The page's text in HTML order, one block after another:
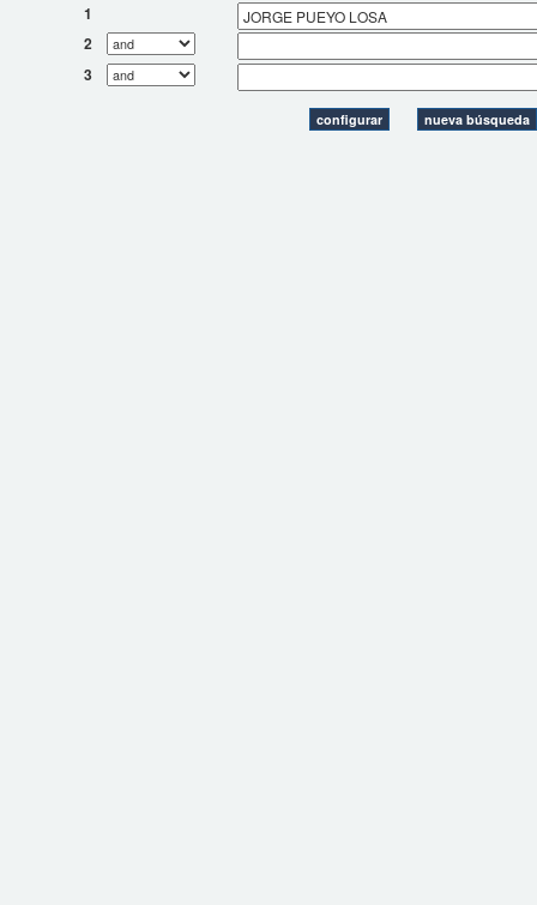
1
2
3